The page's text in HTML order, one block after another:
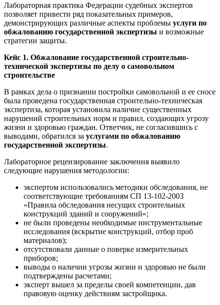
Лабораторная практика Федерации судебных экспертов
позволяет привести ряд показательных примеров,
демонстрирующих различные аспекты проблемы услуги по
обжалованию государственной экспертизы и возможные
стратегии защиты.
Кейс 1. Обжалование государственной строительно-
технической экспертизы по делу о самовольном
строительстве
В рамках дела о признании постройки самовольной и ее сносе
была проведена государственная строительно-техническая
экспертиза, которая установила наличие существенных
нарушений строительных норм и правил, создающих угрозу
жизни и здоровью граждан. Ответчик, не согласившись с
выводами, обратился за услугами по обжалованию
государственной экспертизы.
Лабораторное рецензирование заключения выявило
следующие нарушения методологии:
экспертом использовались методики обследования, не
соответствующие требованиям СП 13-102-2003
«Правила обследования несущих строительных
конструкций зданий и сооружений»;
не были проведены необходимые инструментальные
исследования (вскрытие конструкций, отбор проб
материалов);
отсутствовали данные о поверке измерительных
приборов;
выводы о наличии угрозы жизни и здоровью не были
подтверждены расчетами;
эксперт вышел за пределы своей компетенции, дав
правовую оценку действиям застройщика.